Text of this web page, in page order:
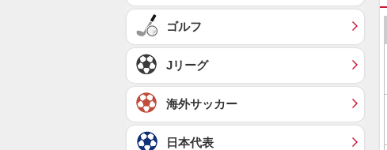
ゴルフ
Jリーグ
海外サッカー
日本代表